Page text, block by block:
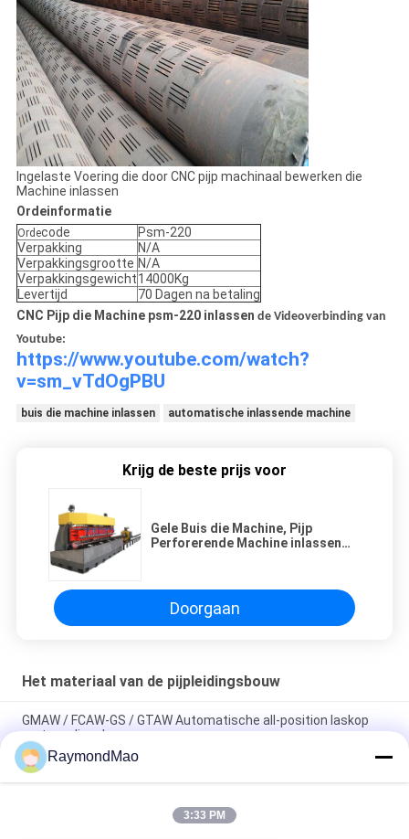
Ingelaste Voering die door CNC pijp machinaal bewerken die
Machine inlassen
Ordeinformatie
Ordecode
Psm-220
Verpakking
N/A
Verpakkingsgrootte N/A
Verpakkingsgewicht14000Kg
Levertijd
70 Dagen na betaling
CNC Pijp die Machine psm-220 inlassen de Videoverbinding van
Youtube:
https://www.youtube.com/watch?
v=sm_vTdOgPBU
buis die machine inlassen automatische inlassende machine
Krijg de beste prijs voor
Gele Buis die Machine, Pijp
Perforerende Machine inlassen
Doorgaan
Het materiaal van de pijpleidingsbouw
GMAW / FCAW-GS / GTAW Automatische all-position laskop
met voedingsbron
Automatische lasmachine voor alle posities met
laserkalibratie en tracking draagbare lastractor
Automatisch Dubbel het Lassenvervoer van de Lassentoorts
RaymondMao
3:33 PM